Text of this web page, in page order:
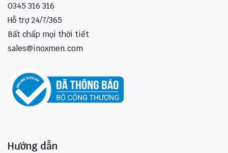
0345 316 316
Hỗ trợ 24/7/365
Bất chấp mọi thời tiết
sales@inoxmen.com
Hướng dẫn